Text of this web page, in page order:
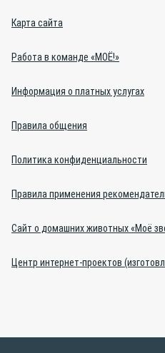
Карта сайта
Работа в команде «МОЁ!»
Информация о платных услугах
Правила общения
Политика конфиденциальности
Правила применения
Сайт о домашних животных «Моё
Центр интернет-проектов